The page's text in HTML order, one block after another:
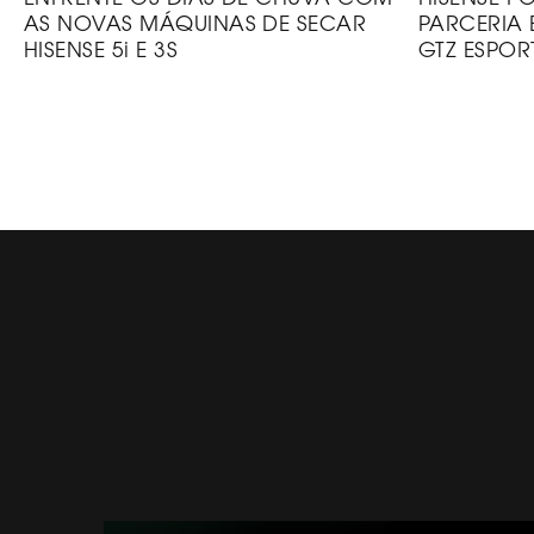
AS NOVAS MÁQUINAS DE SECAR
HISENSE 5i E 3S
PARCERIA
GTZ